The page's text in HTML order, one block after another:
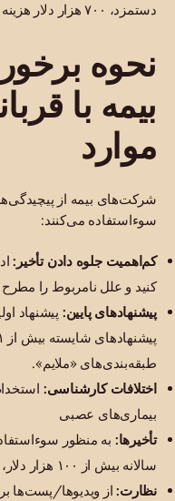
دستمزد، ۷۰۰ هزار دلار هزینه درد.
نحوه
بیمه با
موارد
شرکت‌های بیمه از
سوءاستفاده می‌کنند:
کم‌اهمیت جلوه دادن تأخیر:
کنید و علل نامربوط را مطرح
پیشنهادهای پایین:
طبقه‌بندی‌های «ملایم».
اختلافات کارشناسی:
بیماری‌های عصبی
تأخیرها: به منظور
سالانه بیش از ۱۰۰ هزار دلار، به تعویق انداختن کارها.
نظارت:از ویدیوها/پست‌ها